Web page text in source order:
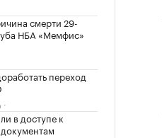
смерти 29-
НБА «Мемфис»
переход
в доступе к